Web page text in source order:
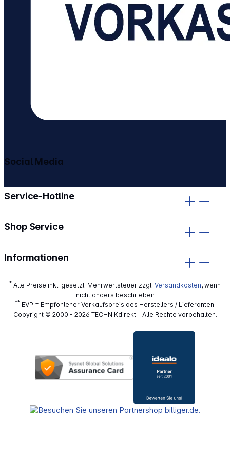
Service-Hotline
Shop Service
Informationen
Social Media
* Alle Preise inkl. gesetzl. Mehrwertsteuer zzgl. Versandkosten, wenn
nicht anders beschrieben
**EVP = Empfohlener Verkaufspreis des Herstellers / Lieferanten.
Copyright © 2000 - 2026 TECHNIKdirekt - Alle Rechte vorbehalten.